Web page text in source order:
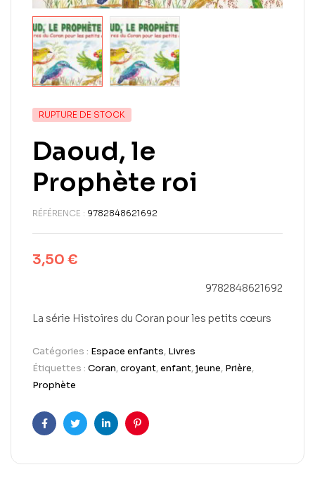
RUPTURE DE STOCK
Daoud, le
Prophète roi
RÉFÉRENCE : 9782848621692
3,50 €
9782848621692
La série Histoires du Coran pour les petits cœurs
Catégories : Espace enfants, Livres
Étiquettes : Coran,croyant,enfant,jeune, Prière,
Prophète
FacebookTwitterLinkedInPinterest